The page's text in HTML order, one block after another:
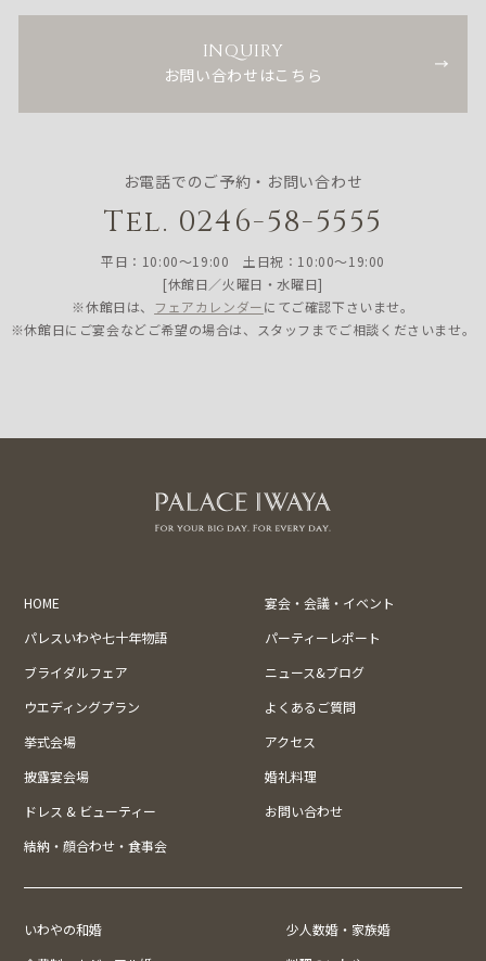
INQUIRY
お問い合わせはこちら
お電話でのご予約・お問い合わせ
Tel. 0246-58-5555
平日：10:00〜19:00 土日祝：10:00〜19:00
[休館日／火曜日・水曜日]
※休館日は、 フェアカレンダーにてご確認下さいませ。
※休館日にご宴会などご希望の場合は、スタッフまでご相談くださいませ。
HOME
宴会・会議・イベント
パレスいわや七十年物語
パーティーレポート
ブライダルフェア
ニュース&ブログ
ウエディングプラン
よくあるご質問
挙式会場
アクセス
披露宴会場
婚礼料理
ドレス & ビューティー
お問い合わせ
結納・顔合わせ・食事会
いわやの和婚
少人数婚・家族婚